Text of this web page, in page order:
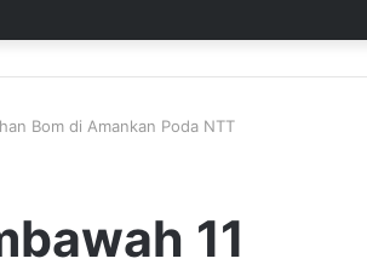
Bom di Amankan Poda NTT
11